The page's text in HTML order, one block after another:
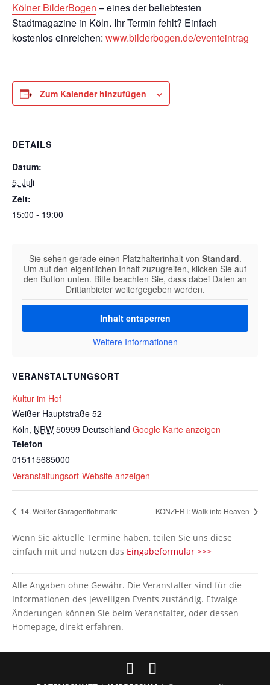
Kölner BilderBogen – eines der beliebtesten
Stadtmagazine in Köln. Ihr Termin fehlt? Einfach
kostenlos einreichen: www.bilderbogen.de/eventeintrag
Zum Kalender hinzufügen
DETAILS
Datum:
5. Juli
Zeit:
15:00 - 19:00
VERANSTALTUNGSORT
Kultur im Hof
Weißer Hauptstraße 52
Köln, NRW 50999 Deutschland Google Karte anzeigen
Telefon
015115685000
Veranstaltungsort-Website anzeigen
Sie sehen gerade einen Platzhalterinhalt von Standard.
Um auf den eigentlichen Inhalt zuzugreifen, klicken Sie auf
den Button unten. Bitte beachten Sie, dass dabei Daten an
Drittanbieter weitergegeben werden.
Inhalt entsperren
Weitere Informationen
14. Weißer Garagenflohmarkt KONZERT: Walk into Heaven
Wenn Sie aktuelle Termine haben, teilen Sie uns diese
einfach mit und nutzen das Eingabeformular >>>
Alle Angaben ohne Gewähr. Die Veranstalter sind für die
Informationen des jeweiligen Events zuständig. Etwaige
Änderungen können Sie beim Veranstalter, oder dessen
Homepage, direkt erfahren.